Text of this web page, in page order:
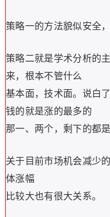
策略一的方法貌似安全
策略二就是学术分析的
来，根本不管什么
基本面，技术面。说白
钱的就是涨的最多的
那一、两个，剩下的都是
关于目前市场机会减少
体涨幅
比较大也有很大关系。